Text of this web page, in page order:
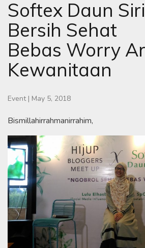
Softex Daun
Bersih Sehat
Bebas Worry
Kewanitaan
Event | May 5, 2018
Bismillahirrahmanirrahim,